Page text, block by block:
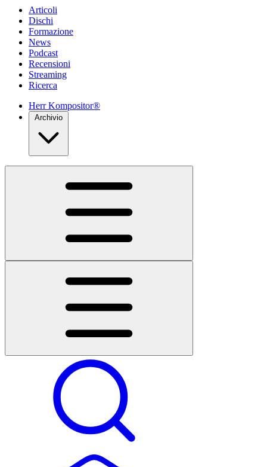
Articoli
Dischi
Formazione
News
Podcast
Recensioni
Streaming
Ricerca
Herr Kompositor®
Archivio